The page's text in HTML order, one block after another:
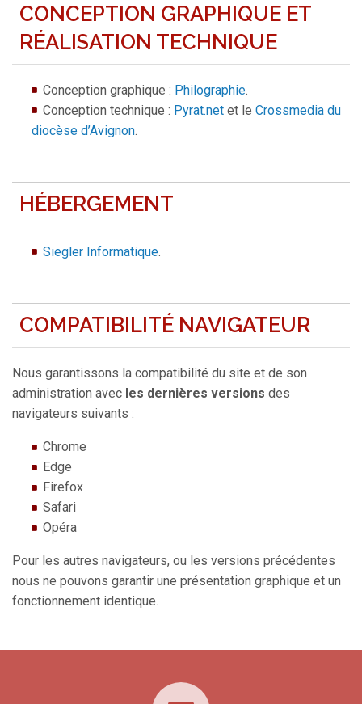
CONCEPTION GRAPHIQUE ET
RÉALISATION TECHNIQUE
Conception graphique : Philographie.
Conception technique : Pyrat.net et le Crossmedia du
diocèse d’Avignon.
HÉBERGEMENT
Siegler Informatique.
COMPATIBILITÉ NAVIGATEUR
Nous garantissons la compatibilité du site et de son
administration avec les dernières versions des
navigateurs suivants :
Chrome
Edge
Firefox
Safari
Opéra
Pour les autres navigateurs, ou les versions précédentes
nous ne pouvons garantir une présentation graphique et un
fonctionnement identique.